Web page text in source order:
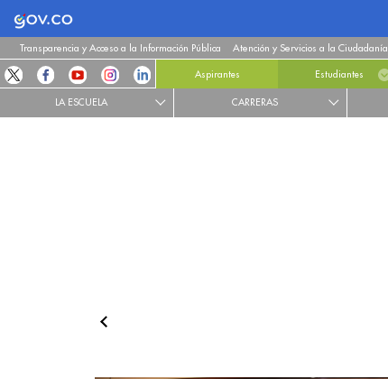
Logo Gobierno de Colombia
Transparencia y Acceso a la Información Pública Atención y Servicios a la Ciudadanía
Aspirantes Estudiantes
LA ESCUELA CARRERAS